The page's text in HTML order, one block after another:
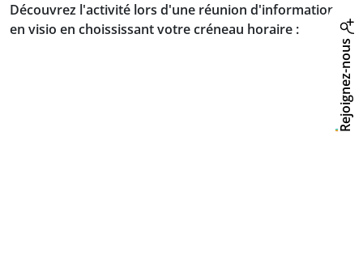
Rejoignez-nous
Découvrez l'activité lors d'une réunion d'information
en visio en choississant votre créneau horaire :